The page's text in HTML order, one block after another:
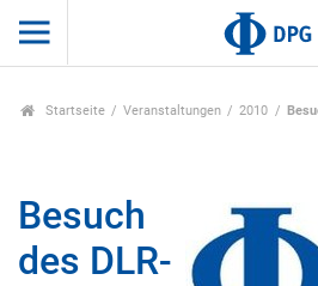
Startseite Veranstaltungen 2010
Besuch
des DLR-